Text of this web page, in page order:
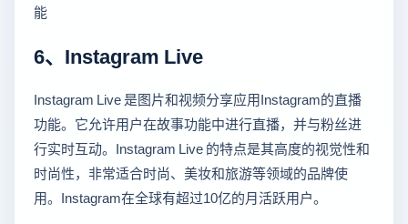
能
6、Instagram Live
Instagram Live 是图片和视频分享应用Instagram的直播
功能。它允许用户在故事功能中进行直播，并与粉丝进
行实时互动。Instagram Live 的特点是其高度的视觉性和
时尚性，非常适合时尚、美妆和旅游等领域的品牌使
用。Instagram在全球有超过10亿的月活跃用户。